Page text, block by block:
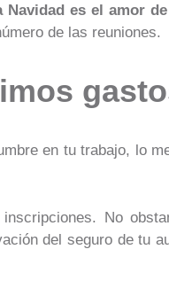
Navidad es el amor
de las reuniones.
en tu trabajo, lo
No
del seguro de tu